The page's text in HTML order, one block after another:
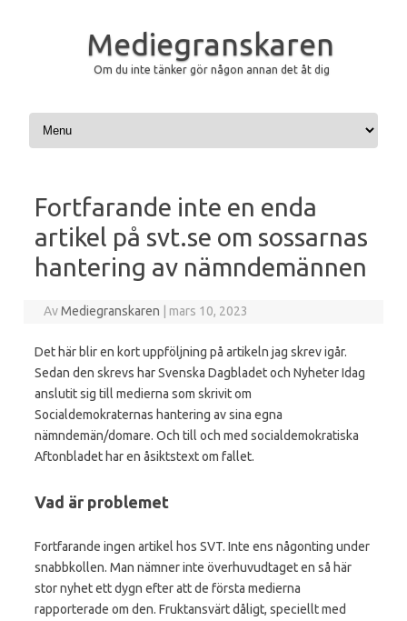
Mediegranskaren
Om du inte tänker gör någon annan det åt dig
Hoppa till innehåll
Fortfarande inte en enda
artikel på svt.se om sossarnas
hantering av nämndemännen
AvMediegranskaren mars 10, 2023
Det här blir en kort uppföljning på artikeln jag skrev igår.
Sedan den skrevs har Svenska Dagbladet och Nyheter Idag
anslutit sig till medierna som skrivit om
Socialdemokraternas hantering av sina egna
nämndemän/domare. Och till och med socialdemokratiska
Aftonbladet har en åsiktstext om fallet.
Vad är problemet
Fortfarande ingen artikel hos SVT. Inte ens någonting under
snabbkollen. Man nämner inte överhuvudtaget en så här
stor nyhet ett dygn efter att de första medierna
rapporterade om den. Fruktansvärt dåligt, speciellt med